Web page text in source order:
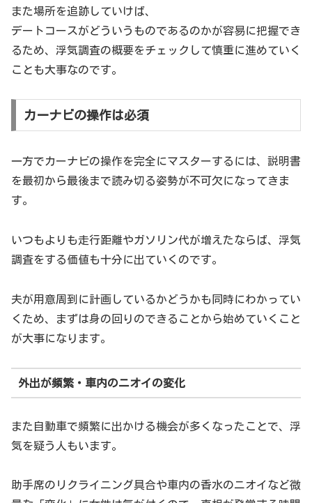
また場所を追跡していけば、
デートコースがどういうものであるのかが容易に把握でき
るため、浮気調査の概要をチェックして慎重に進めていく
ことも大事なのです。
カーナビの操作は必須
一方でカーナビの操作を完全にマスターするには、説明書
を最初から最後まで読み切る姿勢が不可欠になってきま
す。
いつもよりも走行距離やガソリン代が増えたならば、浮気
調査をする価値も十分に出ていくのです。
夫が用意周到に計画しているかどうかも同時にわかってい
くため、まずは身の回りのできることから始めていくこと
が大事になります。
外出が頻繁・車内のニオイの変化
また自動車で頻繁に出かける機会が多くなったことで、浮
気を疑う人もいます。
助手席のリクライニング具合や車内の香水のニオイなど微